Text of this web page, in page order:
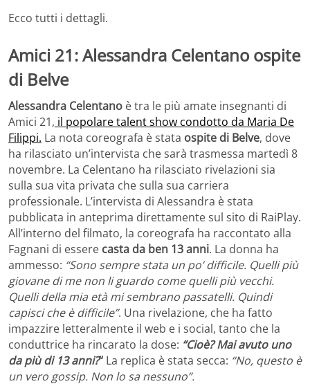
Ecco tutti i dettagli.
Amici 21: Alessandra Celentano ospite
di Belve
Alessandra Celentano è tra le più amate insegnanti di
Amici 21, il popolare talent show condotto da Maria De
Filippi. La nota coreografa è stata ospite di Belve, dove
ha rilasciato un’intervista che sarà trasmessa martedì 8
novembre. La Celentano ha rilasciato rivelazioni sia
sulla sua vita privata che sulla sua carriera
professionale. L’intervista di Alessandra è stata
pubblicata in anteprima direttamente sul sito di RaiPlay.
All’interno del filmato, la coreografa ha raccontato alla
Fagnani di essere casta da ben 13 anni. La donna ha
ammesso: “Sono sempre stata un po’ difficile. Quelli più
giovane di me non li guardo come quelli più vecchi.
Quelli della mia età mi sembrano passatelli. Quindi
capisci che è difficile”. Una rivelazione, che ha fatto
impazzire letteralmente il web e i social, tanto che la
conduttrice ha rincarato la dose: “Cioè? Mai avuto uno
da più di 13 anni?“ La replica è stata secca: “No, questo è
un vero gossip. Non lo sa nessuno”.